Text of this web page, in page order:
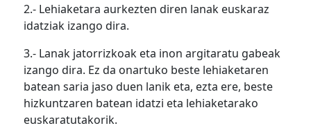
2.- Lehiaketara aurkezten diren lanak euskaraz
idatziak izango dira.
3.- Lanak jatorrizkoak eta inon argitaratu gabeak
izango dira. Ez da onartuko beste lehiaketaren
batean saria jaso duen lanik eta, ezta ere, beste
hizkuntzaren batean idatzi eta lehiaketarako
euskaratutakorik.